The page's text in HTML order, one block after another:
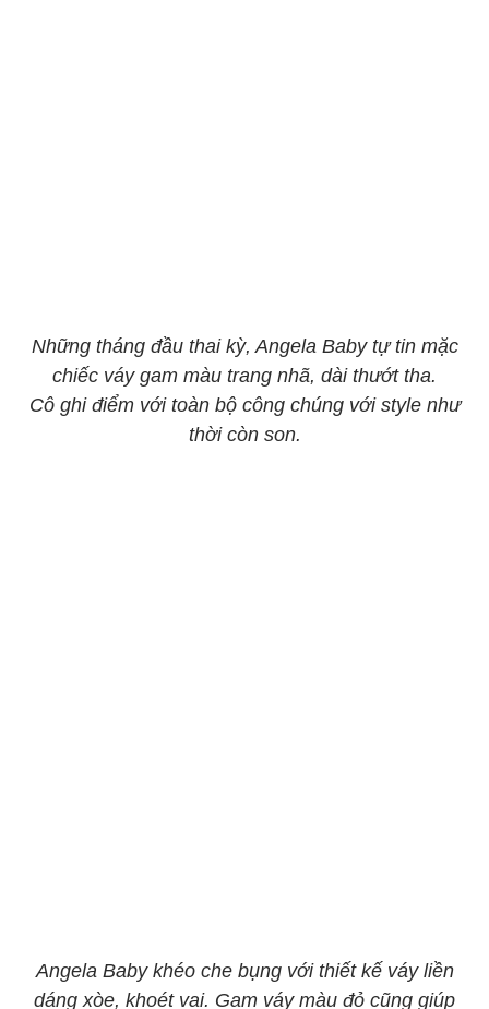
Những tháng đầu thai kỳ, Angela Baby tự tin mặc
chiếc váy gam màu trang nhã, dài thướt tha.
Cô ghi điểm với toàn bộ công chúng với style như
thời còn son.
Angela Baby khéo che bụng với thiết kế váy liền
dáng xòe, khoét vai. Gam váy màu đỏ cũng giúp